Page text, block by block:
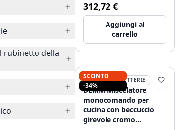
rubinetto della
312,72 €
Aggiungi al
carrello
SCONTO
-34%
DEMM RUBINETTERIE
DEMM Miscelatore
monocomando per
cucina con beccuccio
girevole cromo